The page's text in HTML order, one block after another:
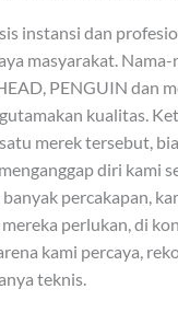
instansi dan
masyarakat. Nama-
PENGUIN dan
kualitas.
merek tersebut,
diri kami
percakapan,
perlukan, di
kami percaya,
teknis.